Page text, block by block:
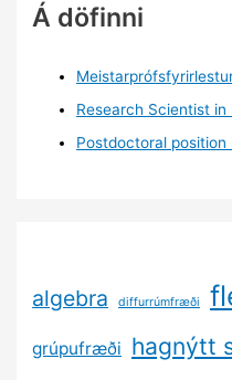
Á döfinni
Research Scientist
Postdoctoral
algebra diffurrúmfræði
grúpufræði hagnýtt